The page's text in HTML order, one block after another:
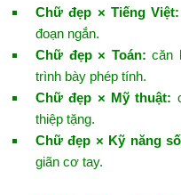
Chữ đẹp × Tiếng Việt:
đoạn ngắn.
Chữ đẹp × Toán: căn
trình bày phép tính.
Chữ đẹp × Mỹ thuật:
thiệp tặng.
Chữ đẹp × Kỹ năng
giãn cơ tay.